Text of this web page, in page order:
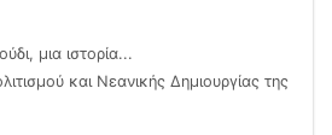
μια ιστορία...
και Νεανικής Δημιουργίας της